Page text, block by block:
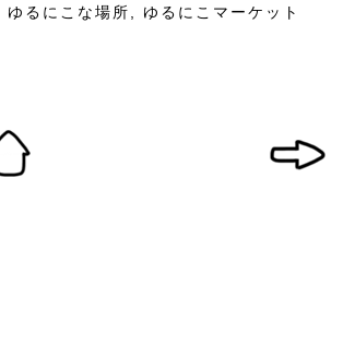
ゆるにこな場所 ゆるにこマーケット